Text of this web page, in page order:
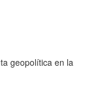
geopolítica en la